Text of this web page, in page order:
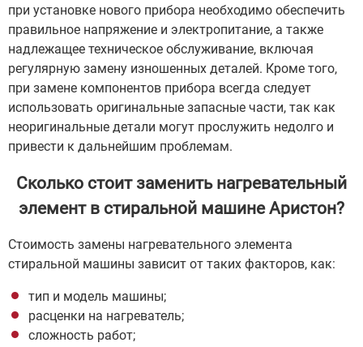
при установке нового прибора необходимо обеспечить
правильное напряжение и электропитание, а также
надлежащее техническое обслуживание, включая
регулярную замену изношенных деталей. Кроме того,
при замене компонентов прибора всегда следует
использовать оригинальные запасные части, так как
неоригинальные детали могут прослужить недолго и
привести к дальнейшим проблемам.
Сколько стоит заменить нагревательный
элемент в стиральной машине Аристон?
Стоимость замены нагревательного элемента
стиральной машины зависит от таких факторов, как:
тип и модель машины;
расценки на нагреватель;
сложность работ;